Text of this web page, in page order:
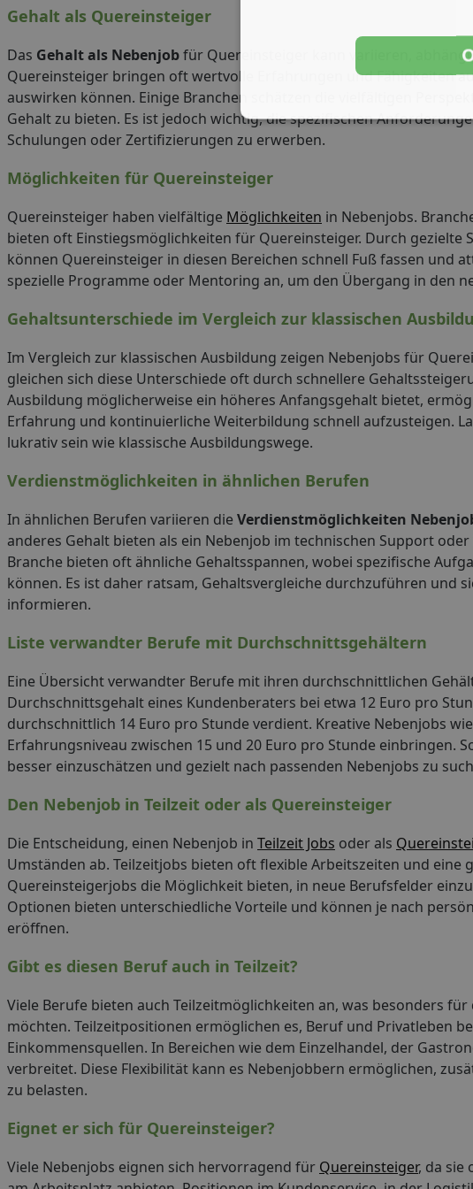
Gehalt als Quereinsteiger
Das Gehalt als Nebenjobfür Quereinsteiger kann variieren,
Quereinsteiger bringen oft wertvolle Erfahrungen und Fähigkeiten
auswirken können. Einige Branchen schätzen die vielfältigen
Gehalt zu bieten. Es ist jedoch wichtig, die spezifischen
Schulungen oder Zertifizierungen zu erwerben.
Möglichkeiten für Quereinsteiger
Quereinsteiger haben vielfältige Möglichkeiten in Nebenjobs.
bieten oft Einstiegsmöglichkeiten für Quereinsteiger. Durch gezielte
können Quereinsteiger in diesen Bereichen schnell Fuß fassen und
spezielle Programme oder Mentoring an, um den Übergang in den
Gehaltsunterschiede im Vergleich zur klassischen
Im Vergleich zur klassischen Ausbildung zeigen Nebenjobs für
gleichen sich diese Unterschiede oft durch schnellere
Ausbildung möglicherweise ein höheres Anfangsgehalt bietet,
Erfahrung und kontinuierliche Weiterbildung schnell aufzusteigen.
lukrativ sein wie klassische Ausbildungswege.
Verdienstmöglichkeiten in ähnlichen Berufen
In ähnlichen Berufen variieren die Verdienstmöglichkeiten
anderes Gehalt bieten als ein Nebenjob im technischen Support
Branche bieten oft ähnliche Gehaltsspannen, wobei spezifische
können. Es ist daher ratsam, Gehaltsvergleiche durchzuführen und
informieren.
Liste verwandter Berufe mit Durchschnittsgehältern
Eine Übersicht verwandter Berufe mit ihren durchschnittlichen
Durchschnittsgehalt eines Kundenberaters bei etwa 12 Euro pro
durchschnittlich 14 Euro pro Stunde verdient. Kreative Nebenjobs
Erfahrungsniveau zwischen 15 und 20 Euro pro Stunde einbringen.
besser einzuschätzen und gezielt nach passenden Nebenjobs zu
Den Nebenjob in Teilzeit oder als Quereinsteiger
Die Entscheidung, einen Nebenjob in Teilzeit Jobs oder als
Umständen ab. Teilzeitjobs bieten oft flexible Arbeitszeiten und
Quereinsteigerjobs die Möglichkeit bieten, in neue Berufsfelder
Optionen bieten unterschiedliche Vorteile und können je nach
eröffnen.
Gibt es diesen Beruf auch in Teilzeit?
Viele Berufe bieten auch Teilzeitmöglichkeiten an, was besonders
möchten. Teilzeitpositionen ermöglichen es, Beruf und Privatleben
Einkommensquellen. In Bereichen wie dem Einzelhandel, der
verbreitet. Diese Flexibilität kann es Nebenjobbern ermöglichen,
zu belasten.
Eignet er sich für Quereinsteiger?
Viele Nebenjobs eignen sich hervorragend für Quereinsteiger, da sie